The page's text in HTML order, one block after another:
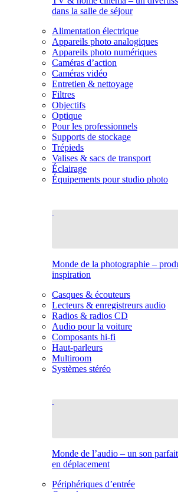
dans la salle de séjour
Alimentation électrique
Appareils photo analogiques
Appareils photo numériques
Caméras d’action
Caméras vidéo
Entretien & nettoyage
Filtres
Objectifs
Optique
Pour les professionnels
Supports de stockage
Trépieds
Valises & sacs de transport
Éclairage
Équipements pour studio photo
Monde de la photographie –
inspiration
Casques & écouteurs
Lecteurs & enregistreurs audio
Radios & radios CD
Audio pour la voiture
Composants hi-fi
Haut-parleurs
Multiroom
Systèmes stéréo
Monde de l’audio – un son
en déplacement
Périphériques d’entrée